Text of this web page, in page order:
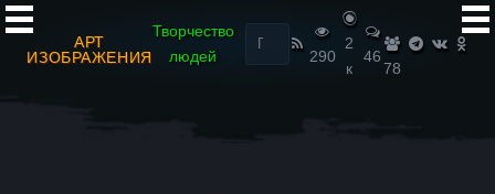
АРТ
ИЗОБРАЖЕНИЯ
Творчество
людей
Найти:
290
2
к
46
78